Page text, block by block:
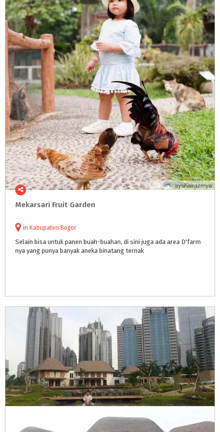
Mekarsari Fruit Garden
in Kabupaten Bogor
Selain bisa untuk panen buah-buahan, di sini juga ada area D'farm
nya yang punya banyak aneka binatang ternak